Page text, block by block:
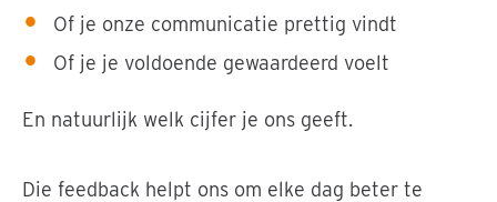
Of je onze communicatie prettig vindt
Of je je voldoende gewaardeerd voelt
En natuurlijk welk cijfer je ons geeft.
Die feedback helpt ons om elke dag beter te